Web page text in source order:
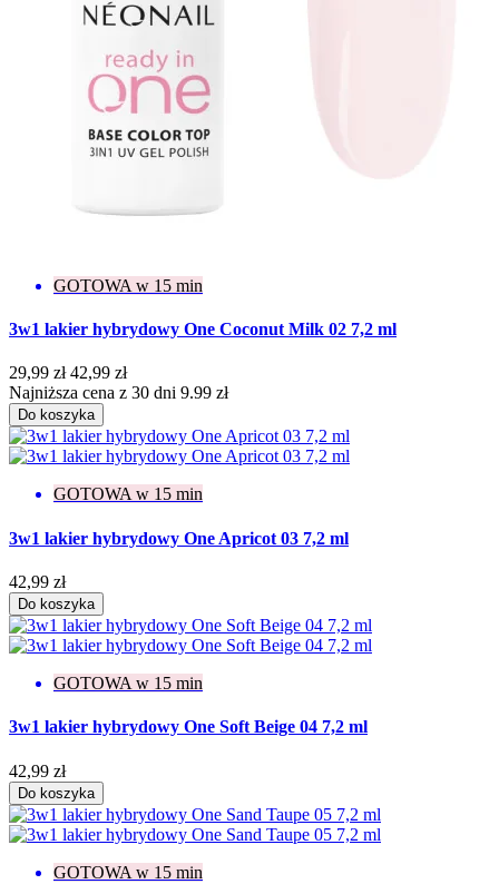
GOTOWA w 15 min
3w1 lakier hybrydowy One Coconut Milk 02 7,2 ml
29,99 zł42,99 zł
Najniższa cena z 30 dni 9.99 zł
Do koszyka
GOTOWA w 15 min
3w1 lakier hybrydowy One Apricot 03 7,2 ml
42,99 zł
Do koszyka
GOTOWA w 15 min
3w1 lakier hybrydowy One Soft Beige 04 7,2 ml
42,99 zł
Do koszyka
GOTOWA w 15 min